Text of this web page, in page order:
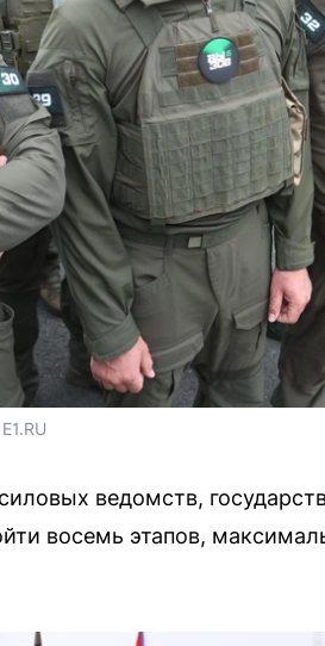
ведомств,
восемь этапов,